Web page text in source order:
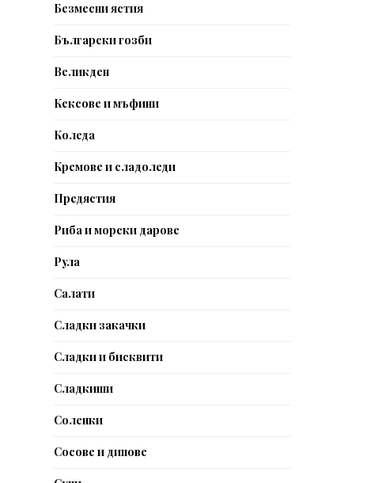
Безмесни ястия
Български гозби
Великден
Кексове и мъфини
Коледа
Кремове и сладоледи
Предястия
Риба и морски дарове
Рула
Салати
Сладки закачки
Сладки и бисквити
Сладкиши
Соленки
Сосове и дипове